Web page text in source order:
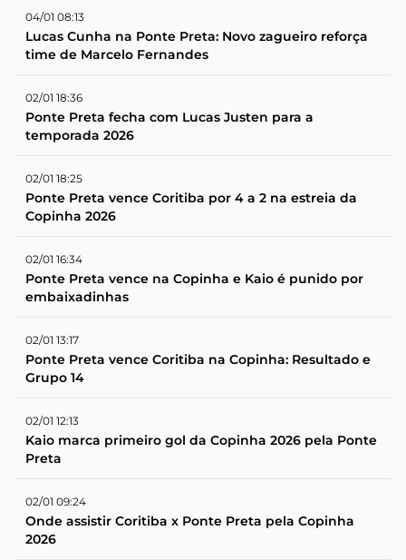
04/01 08:13
Lucas Cunha na Ponte Preta: Novo zagueiro reforça
time de Marcelo Fernandes
02/01 18:36
Ponte Preta fecha com Lucas Justen para a
temporada 2026
02/01 18:25
Ponte Preta vence Coritiba por 4 a 2 na estreia da
Copinha 2026
02/01 16:34
Ponte Preta vence na Copinha e Kaio é punido por
embaixadinhas
02/01 13:17
Ponte Preta vence Coritiba na Copinha: Resultado e
Grupo 14
02/01 12:13
Kaio marca primeiro gol da Copinha 2026 pela Ponte
Preta
02/01 09:24
Onde assistir Coritiba x Ponte Preta pela Copinha
2026